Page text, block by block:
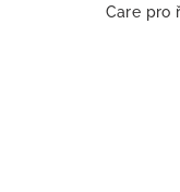
Care pro